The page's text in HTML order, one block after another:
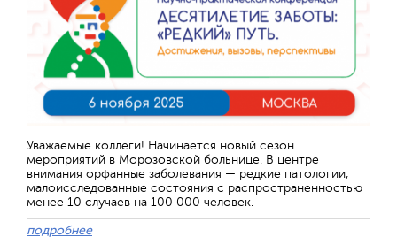
Уважаемые коллеги! Начинается новый сезон
мероприятий в Морозовской больнице. В центре
внимания орфанные заболевания — редкие патологии,
малоисследованные состояния с распространенностью
менее 10 случаев на 100 000 человек.
подробнее